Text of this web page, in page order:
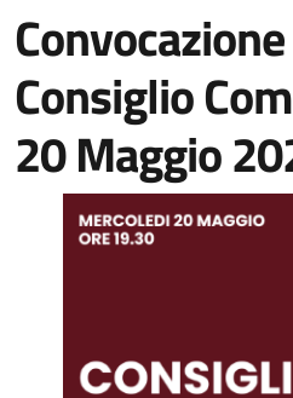
Consiglio
20 Maggio